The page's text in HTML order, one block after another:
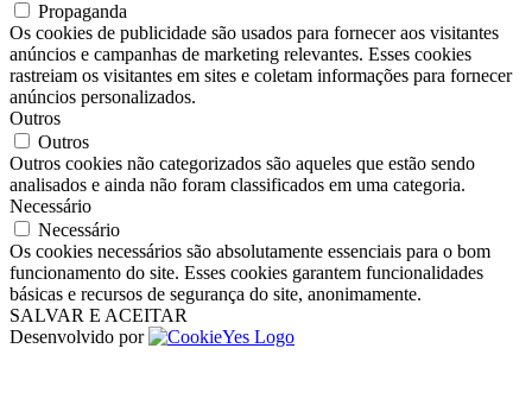
Propaganda
Os cookies de publicidade são usados ​​para fornecer aos visitantes
anúncios e campanhas de marketing relevantes. Esses cookies
rastreiam os visitantes em sites e coletam informações para fornecer
anúncios personalizados.
Outros
Outros
Outros cookies não categorizados são aqueles que estão sendo
analisados ​​e ainda não foram classificados em uma categoria.
Necessário
Necessário
Os cookies necessários são absolutamente essenciais para o bom
funcionamento do site. Esses cookies garantem funcionalidades
básicas e recursos de segurança do site, anonimamente.
SALVAR E ACEITAR
Desenvolvido por